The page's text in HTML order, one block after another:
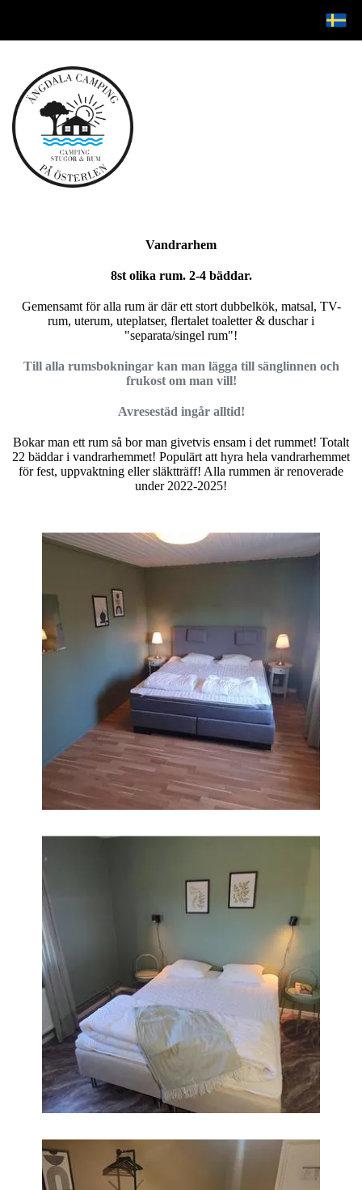
Vandrarhem
8st olika rum. 2-4 bäddar.
Gemensamt för alla rum är där ett stort dubbelkök, matsal, TV-
rum, uterum, uteplatser, flertalet toaletter & duschar i
"separata/singel rum"!
Till alla rumsbokningar kan man lägga till sänglinnen och
frukost om man vill!
Avresestäd ingår alltid!
Bokar man ett rum så bor man givetvis ensam i det rummet! Totalt
22 bäddar i vandrarhemmet! Populärt att hyra hela vandrarhemmet
för fest, uppvaktning eller släktträff! Alla rummen är renoverade
under 2022-2025!